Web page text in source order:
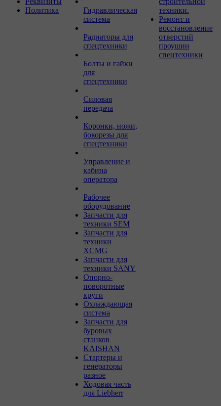
Политика
Гидравлическая
система
Радиаторы для
спецтехники
Болты и гайки
для
спецтехники
Силовая
передача
Коронки, ножи,
бокорезы для
спецтехники
Управление и
кабина
оператора
Рабочее
оборудование
Запчасти для
техники SEM
Запчасти для
техники
XCMG
Запчасти для
техники SANY
Опорно-
поворотные
круги
Охлаждающая
система
Запчасти для
буровых
станков
KAISHAN
Стартеры и
генераторы
разное
Ходовая часть
для Liebherr
техники.
Ремонт и
восстановление
отверстий
проушин
спецтехники